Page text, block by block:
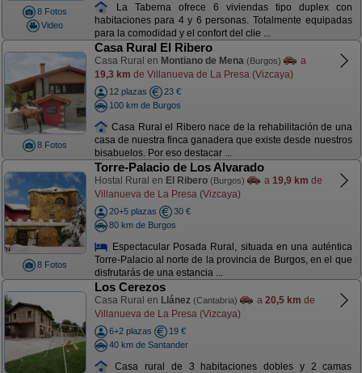
8 Fotos
Video
La Taberna ofrece 6 viviendas tipo duplex con
habitaciones para 4 y 6 personas. Totalmente equipadas
para la comodidad y el confort del clie ...
8 Fotos
Casa Rural El Ribero
Casa Rural en Montiano de Mena (Burgos)
a
19,3 km de Villanueva de La Presa (Vizcaya)
12 plazas
23 €
100 km de Burgos
Casa Rural el Ribero nace de la rehabilitación de una
casa de nuestra finca ganadera que existe desde nuestros
bisabuelos. Por eso destacar ...
8 Fotos
Torre-Palacio de Los Alvarado
Hostal Rural en El Ribero (Burgos) a 19,9 km de
Villanueva de La Presa (Vizcaya)
20+5 plazas
30 €
80 km de Burgos
Espectacular Posada Rural, situada en una auténtica
Torre-Palacio al norte de la provincia de Burgos, en el que
disfrutarás de una estancia ...
Los Cerezos
Casa Rural en Llánez (Cantabria) a 20,5 km de
Villanueva de La Presa (Vizcaya)
6+2 plazas
19 €
40 km de Santander
Casa rural de 3 habitaciones dobles y 2 camas